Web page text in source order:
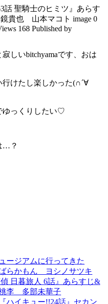
168 Published by
しいbitchyamaです、おは
けたし楽しかった(∩´∀
ゆっくりしたい♡
…？
ージアムに行ってきた
らかもん ヨシノサツキ
日暮旅人 6話』あらすじ&
李 多部未華子
ハイキュー!!24話』セカン